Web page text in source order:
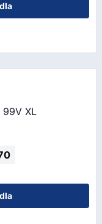
99V XL